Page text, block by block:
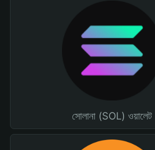
সোলানা (SOL) ওয়ালেট